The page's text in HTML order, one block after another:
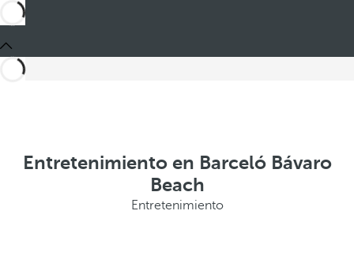
Entretenimiento en Barceló Bávaro
Beach
Entretenimiento